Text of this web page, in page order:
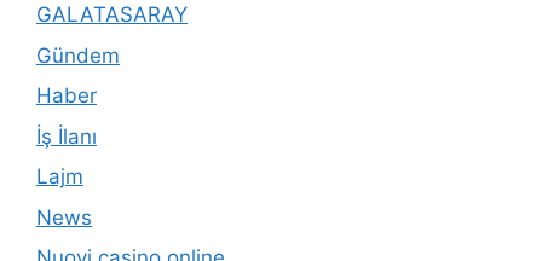
GALATASARAY
Gündem
Haber
İş İlanı
Lajm
News